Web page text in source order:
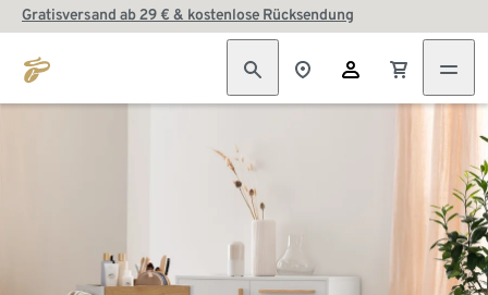
Gratisversand ab 29 € & kostenlose Rücksendung